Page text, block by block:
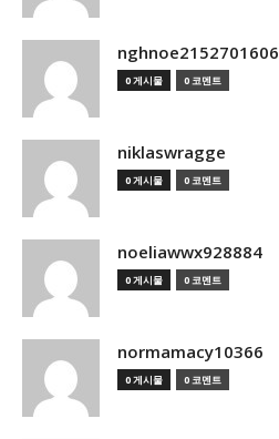
nghnoe2152701606
0 게시물 0 코멘트
niklaswragge
0 게시물 0 코멘트
noeliawwx928884
0 게시물 0 코멘트
normamacy10366
0 게시물 0 코멘트